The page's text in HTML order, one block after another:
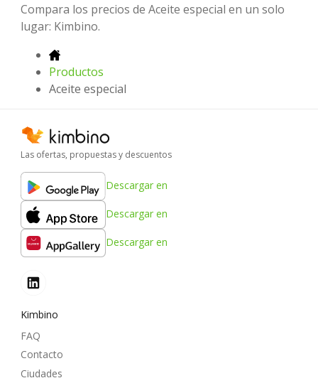
Compara los precios de Aceite especial en un solo
lugar: Kimbino.
Productos
Aceite especial
Las ofertas, propuestas y descuentos
Descargar en
Descargar en
Descargar en
Kimbino
FAQ
Contacto
Ciudades